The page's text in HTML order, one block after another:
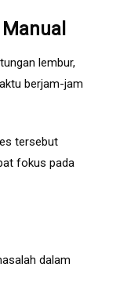
lembur,
berjam-jam
tersebut
fokus pada
dalam